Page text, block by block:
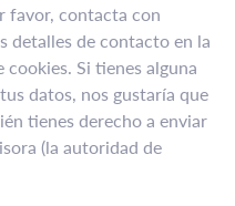
favor, contacta con
detalles de contacto en la
Si tienes alguna
datos, nos gustaría que
tienes derecho a enviar
(la autoridad de